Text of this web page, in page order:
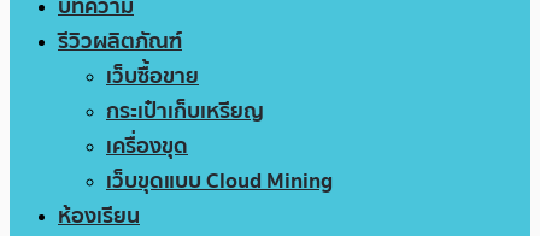
รีวิวผลิตภัณฑ์
เว็บซื้อขาย
กระเป๋าเก็บเหรียญ
เครื่องขุด
เว็บขุดแบบ Cloud Mining
ห้องเรียน